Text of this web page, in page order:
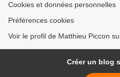
Cookies et données personnelles
Préférences cookies
Voir le profil de Matthieu Piccon
Créer un blog